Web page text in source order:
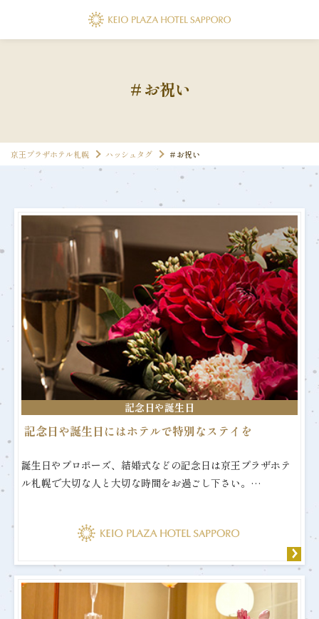
＃お祝い
京王プラザホテル札幌 ハッシュタグ ＃お祝い
記念日や誕生日
記念日や誕生日にはホテルで特別なステイを
誕生日やプロポーズ、結婚式などの記念日は京王プラザホテ
ル札幌で大切な人と大切な時間をお過ごし下さい。…